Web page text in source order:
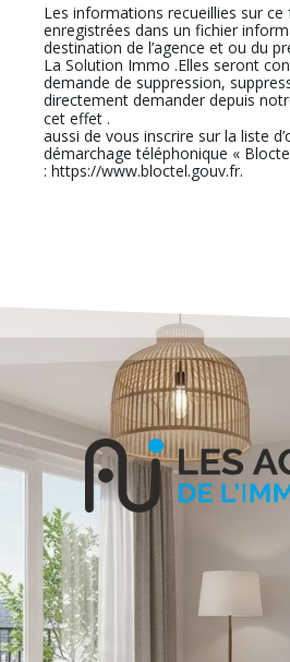
Les informations recueillies sur
enregistrées dans un fichier
destination de l’agence et ou du
La Solution Immo .Elles seront
demande de suppression,
directement demander depuis
cet effet .
En cliquant sur ce
aussi de vous inscrire sur la liste
démarchage téléphonique «
: https://www.bloctel.gouv.fr.